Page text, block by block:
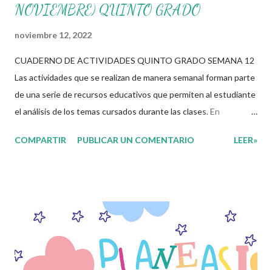
NOVIEMBRE) QUINTO GRADO
noviembre 12, 2022
CUADERNO DE ACTIVIDADES QUINTO GRADO SEMANA 12
Las actividades que se realizan de manera semanal forman parte
de una serie de recursos educativos que permiten al estudiante
el análisis de los temas cursados durante las clases. En
aquellos contenidos que sean de su interés con el material que
mediante el estudio constante es preocupación tanto de
directivos, docentes y padres de familia. Por tal motivo,
ponemos a su disposición una amplia gama de opciones para
utilizar como parte central de sus medios educativos con o como
COMPARTIR PUBLICAR UN COMENTARIO LEER»